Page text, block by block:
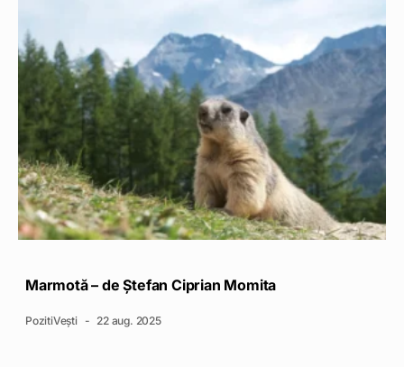
Marmotă – de Ștefan Ciprian Momita
PozitiVești 22 aug. 2025